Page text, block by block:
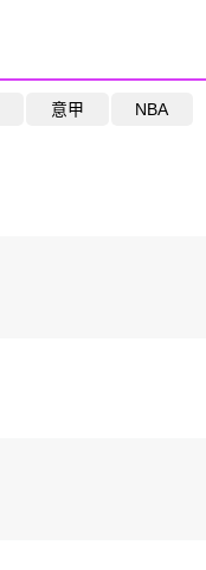
意甲 NBA